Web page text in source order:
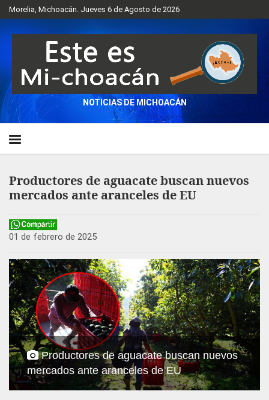
Morelia, Michoacán. Jueves 6 de Agosto de 2026
NOTICIAS DE MICHOACÁN
Productores de aguacate buscan nuevos
mercados ante aranceles de EU
01 de febrero de 2025
Productores de aguacate buscan nuevos
mercados ante aranceles de EU